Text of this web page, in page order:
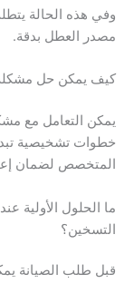
وفي هذه الحالة
مصدر العطل بدقة.
كيف يمكن حل
يمكن التعامل مع
خطوات تشخيصية
المتخصص لضمان
ما الحلول الأولية
التسخين؟
قبل طلب الصيانة